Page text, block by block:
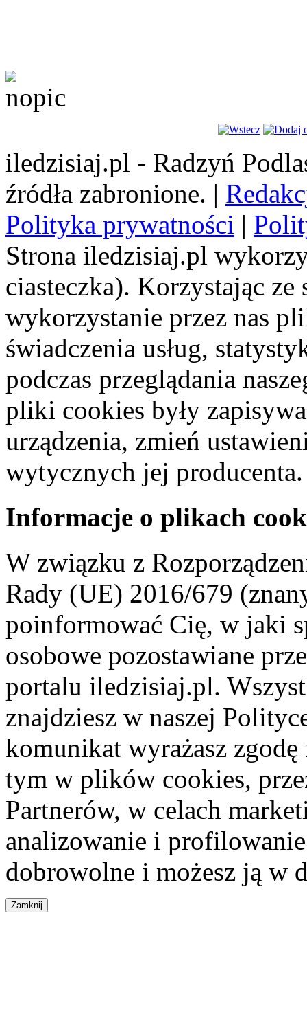
iledzisiaj.pl - Radzyń
źródła zabronione. |
Polityka prywatności |
Strona iledzisiaj.pl
ciasteczka). Korzystając
wykorzystanie przez nas
świadczenia usług,
podczas przeglądania
pliki cookies były
urządzenia, zmień
wytycznych jej producenta.
Informacje o plikach
W związku z
Rady (UE) 2016/679
poinformować Cię, w jaki
osobowe pozostawiane
portalu iledzisiaj.pl.
znajdziesz w naszej
komunikat wyrażasz
tym w plików cookies,
Partnerów, w celach
analizowanie i
dobrowolne i możesz ją w